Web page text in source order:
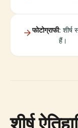
फोटोग्राफी: शीर्ष
हैं।